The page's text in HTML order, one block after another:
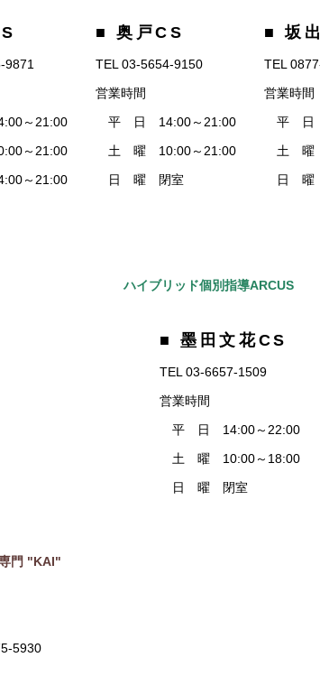
9871
～21:00
～21:00
～21:00
■ 奥戸CS
TEL 03-5654-9150
営業時間
平 日 14:00～21:00
土 曜 10:00～21:00
日 曜 閉室
■ 坂
TEL
営業時間
平 日
土 曜
日 曜
ハイブリッド個別指導ARCUS
■ 墨田文花CS
TEL 03-6657-1509
営業時間
平 日 14:00～22:00
土 曜 10:00～18:00
日 曜 閉室
門 "KAI"
5930